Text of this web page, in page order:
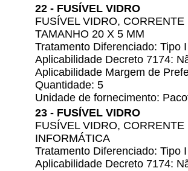
22 - FUSÍVEL VIDRO
FUSÍVEL VIDRO,
TAMANHO 20 X 5 MM
Tratamento Diferenciado: Tipo
Aplicabilidade Decreto 7174:
Aplicabilidade Margem de
Quantidade: 5
Unidade de fornecimento:
23 - FUSÍVEL VIDRO
FUSÍVEL VIDRO,
INFORMÁTICA
Tratamento Diferenciado: Tipo
Aplicabilidade Decreto 7174: